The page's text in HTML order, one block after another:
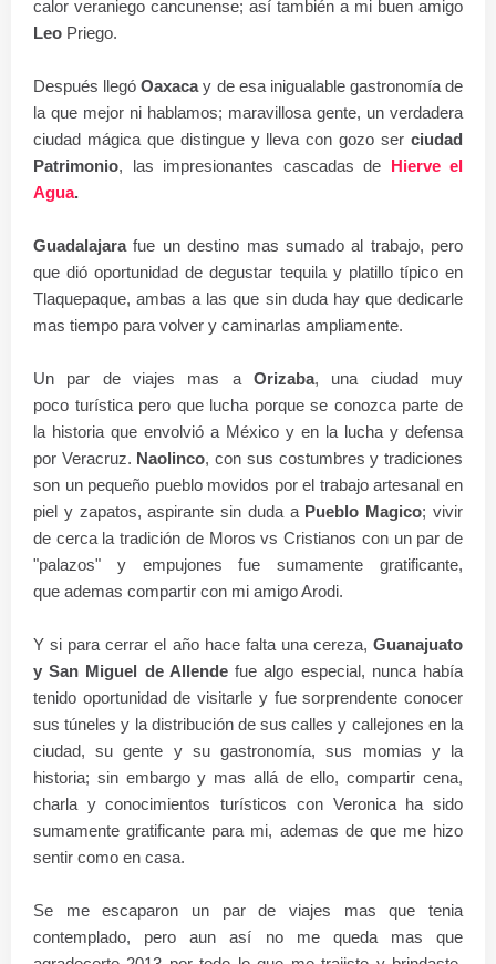
calor veraniego cancunense; así también a mi buen amigo
Leo Priego.
Después llegóOaxacay de esa inigualable gastronomía de
la que mejor ni hablamos; maravillosa gente, un verdadera
ciudad mágica que distingue y lleva con gozo ser ciudad
Patrimonio, las impresionantes cascadas de Hierve el
Agua.
Guadalajarafue un destino mas sumado al trabajo, pero
que dió oportunidad de degustar tequila y platillo típico en
Tlaquepaque, ambas a las que sin duda hay que dedicarle
mas tiempo para volver y caminarlas ampliamente.
Un par de viajes mas a Orizaba, una ciudad muy
poco turística pero que lucha porque se conozca parte de
la historia que envolvió a México y en la lucha y defensa
por Veracruz. Naolinco, con sus costumbres y tradiciones
son un pequeño pueblo movidos por el trabajo artesanal en
piel y zapatos, aspirante sin duda a Pueblo Magico; vivir
de cerca la tradición de Moros vs Cristianos con un par de
"palazos" y empujones fue sumamente gratificante,
que ademas compartir con mi amigo Arodi.
Y si para cerrar el año hace falta una cereza, Guanajuato
y San Miguel de Allendefue algo especial, nunca había
tenido oportunidad de visitarle y fue sorprendente conocer
sus túneles y la distribución de sus calles y callejones en la
ciudad, su gente y su gastronomía, sus momias y la
historia; sin embargo y mas allá de ello, compartir cena,
charla y conocimientos turísticos con Veronica ha sido
sumamente gratificante para mi, ademas de que me hizo
sentir como en casa.
Se me escaparon un par de viajes mas que tenia
contemplado, pero aun así no me queda mas que